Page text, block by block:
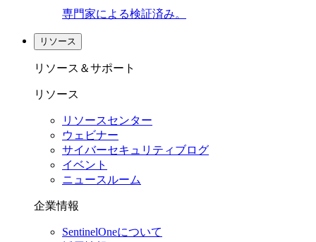
専門家による検証済み。
リソース
リソース＆サポート
リソース
リソースセンター
ウェビナー
サイバーセキュリティブログ
イベント
ニュースルーム
企業情報
SentinelOneについて